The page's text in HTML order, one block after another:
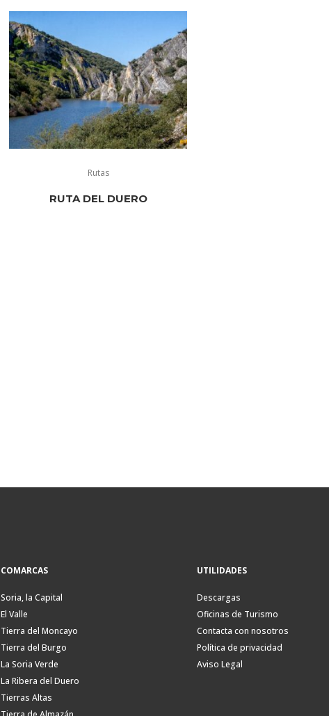
Rutas
RUTA DEL DUERO
COMARCAS
Soria, la Capital
El Valle
Tierra del Moncayo
Tierra del Burgo
La Soria Verde
La Ribera del Duero
Tierras Altas
UTILIDADES
Descargas
Oficinas de Turismo
Contacta con nosotros
Política de privacidad
Aviso Legal